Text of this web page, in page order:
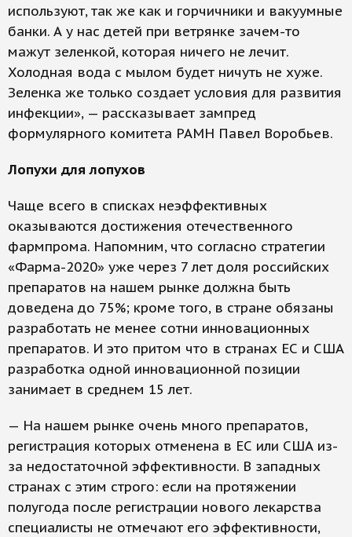
используют, так же как и горчичники и вакуумные
банки. А у нас детей при ветрянке зачем-то
мажут зеленкой, которая ничего не лечит.
Холодная вода с мылом будет ничуть не хуже.
Зеленка же только создает условия для развития
инфекции», — рассказывает зампред
формулярного комитета РАМН Павел Воробьев.
Лопухи для лопухов
Чаще всего в списках неэффективных
оказываются достижения отечественного
фармпрома. Напомним, что согласно стратегии
«Фарма-2020» уже через 7 лет доля российских
препаратов на нашем рынке должна быть
доведена до 75%; кроме того, в стране обязаны
разработать не менее сотни инновационных
препаратов. И это притом что в странах ЕС и США
разработка одной инновационной позиции
занимает в среднем 15 лет.
— На нашем рынке очень много препаратов,
регистрация которых отменена в ЕС или США из-
за недостаточной эффективности. В западных
странах с этим строго: если на протяжении
полугода после регистрации нового лекарства
специалисты не отмечают его эффективности,